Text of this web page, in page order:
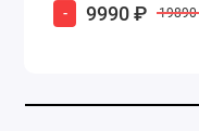
- 9990 ₽